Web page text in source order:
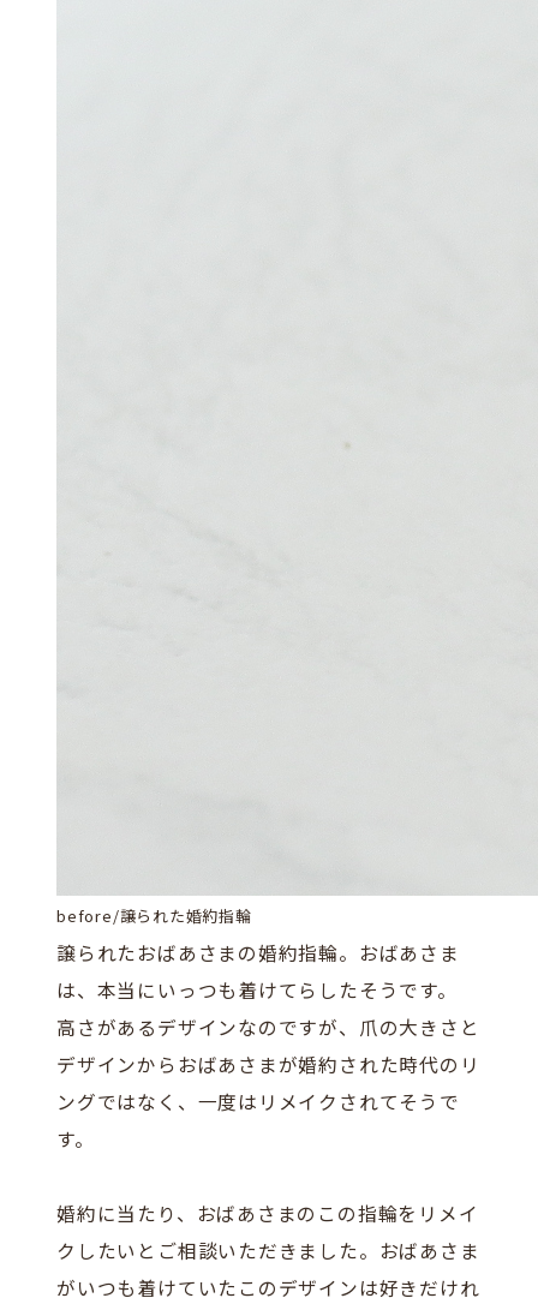
before/譲られた婚約指輪
譲られたおばあさまの婚約指輪。おばあさま
は、本当にいっつも着けてらしたそうです。
高さがあるデザインなのですが、爪の大きさと
デザインからおばあさまが婚約された時代のリ
ングではなく、一度はリメイクされてそうで
す。
婚約に当たり、おばあさまのこの指輪をリメイ
クしたいとご相談いただきました。おばあさま
がいつも着けていたこのデザインは好きだけれ